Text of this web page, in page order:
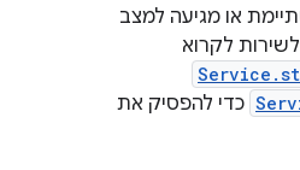
או מגיעה למצב
לקרוא
כדי להפסיק את